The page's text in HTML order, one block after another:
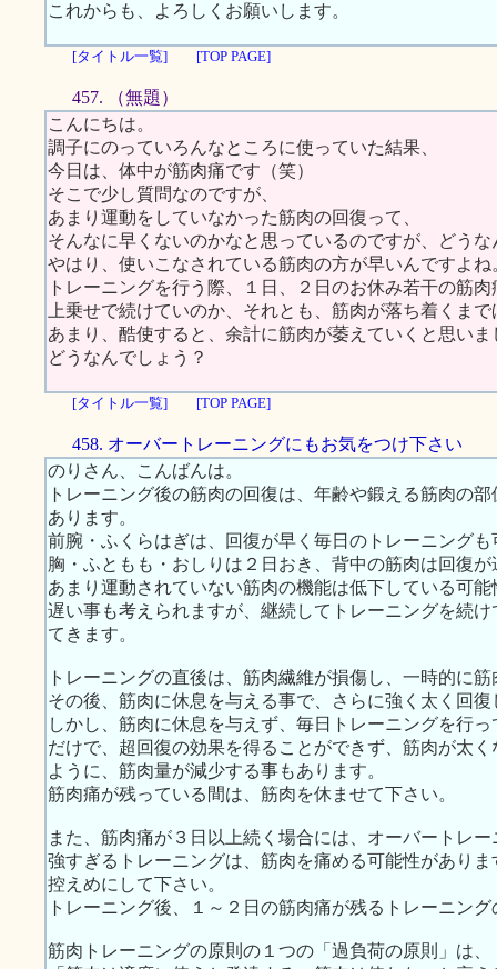
これからも、よろしくお願いします。
[タイトル一覧] [TOP PAGE]
457. （無題）
こんにちは。
調子にのっていろんなところに使っていた結果、
今日は、体中が筋肉痛です（笑）
そこで少し質問なのですが、
あまり運動をしていなかった筋肉の回復って、
そんなに早くないのかなと思っているのですが、どうな
やはり、使いこなされている筋肉の方が早いんですよね
トレーニングを行う際、１日、２日のお休み若干の筋
上乗せで続けていのか、それとも、筋肉が落ち着くま
あまり、酷使すると、余計に筋肉が萎えていくと思いま
どうなんでしょう？
[タイトル一覧] [TOP PAGE]
458. オーバートレーニングにもお気をつけ下さい
のりさん、こんばんは。
トレーニング後の筋肉の回復は、年齢や鍛える筋肉の
あります。
前腕・ふくらはぎは、回復が早く毎日のトレーニング
胸・ふともも・おしりは２日おき、背中の筋肉は回復
あまり運動されていない筋肉の機能は低下している可
遅い事も考えられますが、継続してトレーニングを続
てきます。
トレーニングの直後は、筋肉繊維が損傷し、一時的に
その後、筋肉に休息を与える事で、さらに強く太く回
しかし、筋肉に休息を与えず、毎日トレーニングを行
だけで、超回復の効果を得ることができず、筋肉が太
ように、筋肉量が減少する事もあります。
筋肉痛が残っている間は、筋肉を休ませて下さい。
また、筋肉痛が３日以上続く場合には、オーバートレ
強すぎるトレーニングは、筋肉を痛める可能性があり
控えめにして下さい。
トレーニング後、１～２日の筋肉痛が残るトレーニン
筋肉トレーニングの原則の１つの「過負荷の原則」は、